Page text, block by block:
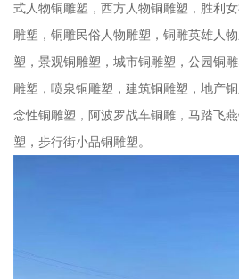
式人物铜雕塑，西方人物铜雕塑，胜利
雕塑，铜雕民俗人物雕塑，铜雕英雄人
塑，景观铜雕塑，城市铜雕塑，公园铜
雕塑，喷泉铜雕塑，建筑铜雕塑，地产
念性铜雕塑，阿波罗战车铜雕，马踏飞
塑，步行街小品铜雕塑。